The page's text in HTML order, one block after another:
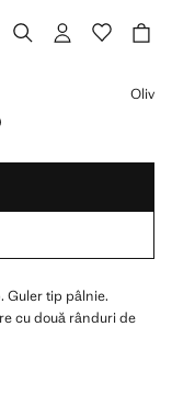
Oliv
Guler tip pâlnie.
cu două rânduri de